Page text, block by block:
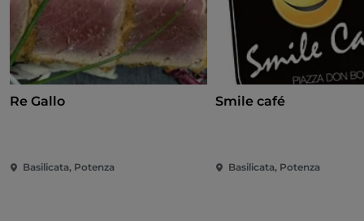
Re Gallo
Basilicata, Potenza
Smile café
Basilicata, Potenza